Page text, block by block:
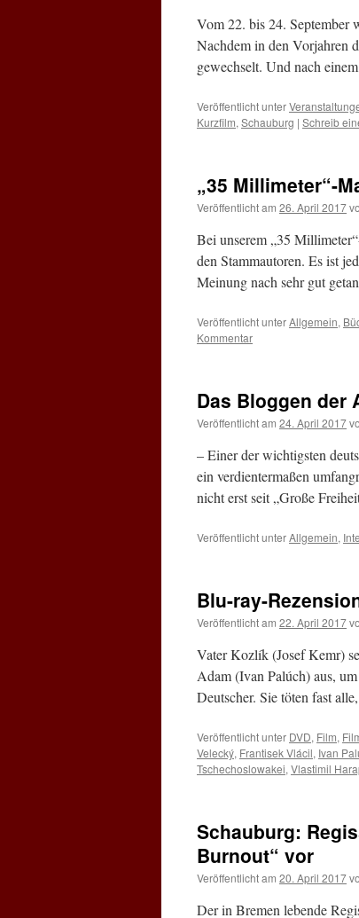
Vom 22. bis 24. September
Nachdem in den Vorjahren
gewechselt. Und nach
Veröffentlicht unter
Kurzfilm, Schauburg | Schreib
„35 Millimeter“-
Veröffentlicht am 26. April 2017
Bei unserem „35
den Stammautoren. Es ist
Meinung nach sehr gut
Veröffentlicht unterAllgemein,
Kommentar
Das Bloggen der
Veröffentlicht am 24. April 2017
– Einer der wichtigsten
ein verdientermaßen
nicht erst seit „Große
Veröffentlicht unterAllgemein,
Blu-ray-
Veröffentlicht am 22. April 2017
Vater Kozlík (Josef Kemr)
Adam (Ivan Palúch) aus,
Deutscher. Sie töten fast
Veröffentlicht unter DVD, Film,
Velecký, Frantisek Vlácil, Ivan
Tschechoslowakei, Vlastimil
Schauburg:
Burnout“ vor
Veröffentlicht am 20. April 2017
Der in Bremen lebende